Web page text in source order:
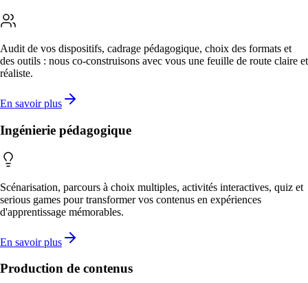
Audit de vos dispositifs, cadrage pédagogique, choix des formats et
des outils : nous co-construisons avec vous une feuille de route claire et
réaliste.
En savoir plus
Ingénierie pédagogique
Scénarisation, parcours à choix multiples, activités interactives, quiz et
serious games pour transformer vos contenus en expériences
d'apprentissage mémorables.
En savoir plus
Production de contenus